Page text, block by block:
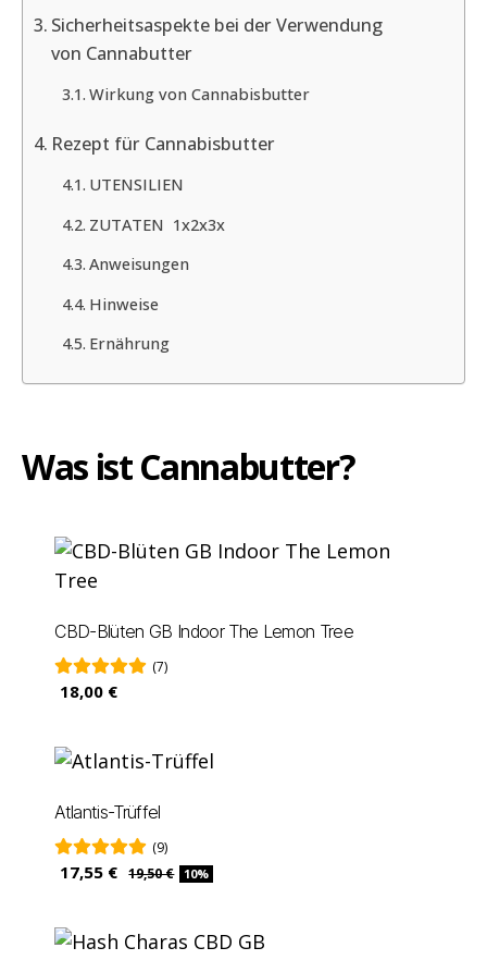
Sicherheitsaspekte bei der Verwendung
von Cannabutter
Wirkung von Cannabisbutter
Rezept für Cannabisbutter
UTENSILIEN
ZUTATEN 1x2x3x
Anweisungen
Hinweise
Ernährung
Was ist Cannabutter?
CBD-Blüten GB Indoor The Lemon Tree
(7)
18,00 €
Atlantis-Trüffel
(9)
17,55 € 19,50 € 10%